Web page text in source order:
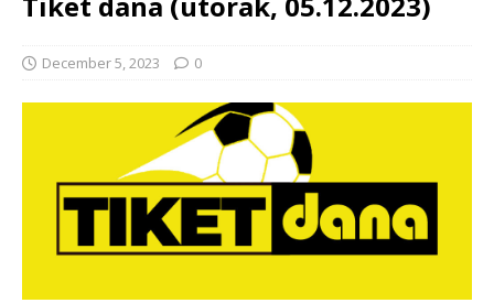
December 5, 2023 0